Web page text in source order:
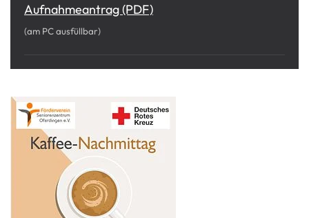
Aufnahmeantrag (PDF)
(am PC ausfüllbar)